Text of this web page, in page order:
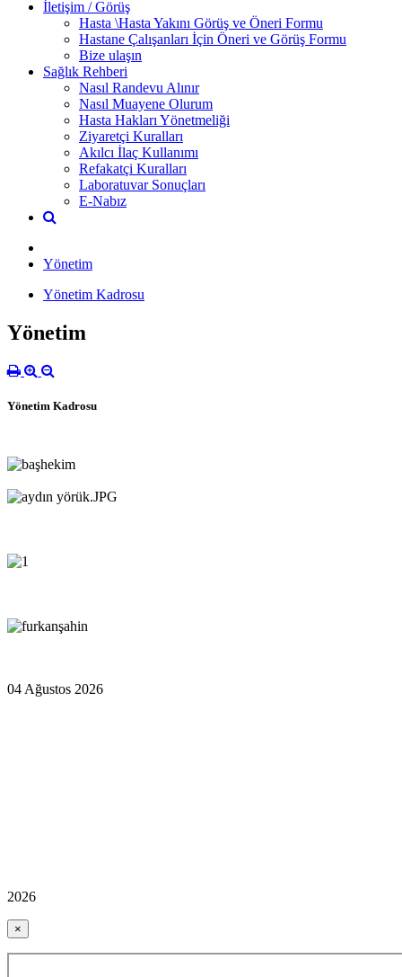
İletişim / Görüş
Hasta \Hasta Yakını Görüş ve Öneri Formu
Hastane Çalışanları İçin Öneri ve Görüş Formu
Bize ulaşın
Sağlık Rehberi
Nasıl Randevu Alınır
Nasıl Muayene Olurum
Hasta Hakları Yönetmeliği
Ziyaretçi Kuralları
Akılcı İlaç Kullanımı
Refakatçi Kuralları
Laboratuvar Sonuçları
E-Nabız
Yönetim
Yönetim Kadrosu
Yönetim
Yönetim Kadrosu
04 Ağustos 2026
2026
×